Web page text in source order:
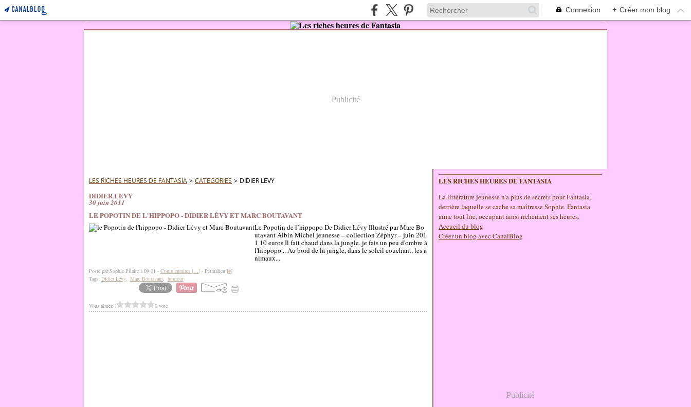
Connexion + Créer mon blog
Publicité
LES RICHES HEURES DE FANTASIA > CATEGORIES > DIDIER LEVY
DIDIER LEVY
30 juin 2011
LE POPOTIN DE L'HIPPOPO - DIDIER LÉVY ET MARC BOUTAVANT
Le Popotin de l’hippopo De Didier Lévy Illustré par Marc Bo
utavant Albin Michel jeunesse – collection Zéphyr – juin 201
1 10 euros Il fait chaud dans la jungle, je fais un peu d'ombre à
l'hippopo... Au bord de la jungle, dans le soleil couchant, les a
nimaux...
Posté par Sophie Pilaire à 09:01 - Commentaires […] - Permalien [#]
Tags: Didier Lévy, Marc Boutavant, humour
Vous aimez ? 0 vote
LES RICHES HEURES DE FANTASIA
La littérature jeunesse n'a plus de secrets pour Fantasia,
derrière laquelle se cache sa maîtresse Sophie. Fantasia
aime tout lire, occupant ainsi richement ses heures.
Accueil du blog
Créer un blog avec CanalBlog
Publicité